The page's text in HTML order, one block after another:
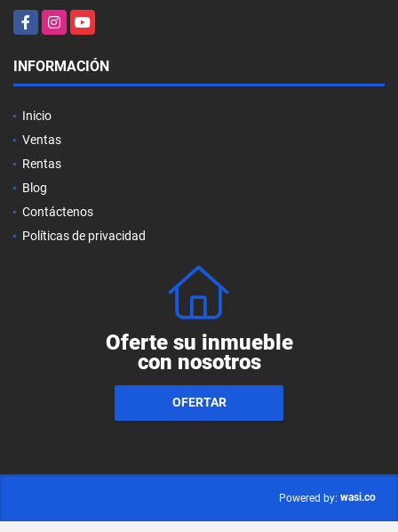
FacebookInstagramYouTube
INFORMACIÓN
Inicio
Ventas
Rentas
Blog
Contáctenos
Políticas de privacidad
Oferte su inmueble
con nosotros
OFERTAR
Powered by: wasi.co